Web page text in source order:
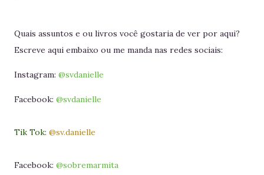
Quais assuntos e ou livros você gostaria de ver por aqui?
Escreve aqui embaixo ou me manda nas redes sociais:
Instagram: @svdanielle
Facebook: @svdanielle
Tik Tok: @sv.danielle
Facebook: @sobremarmita